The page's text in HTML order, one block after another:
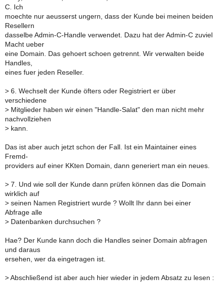
C. Ich
moechte nur aeusserst ungern, dass der Kunde bei meinen beiden
Resellern
dasselbe Admin-C-Handle verwendet. Dazu hat der Admin-C zuviel
Macht ueber
eine Domain. Das gehoert schoen getrennt. Wir verwalten beide
Handles,
eines fuer jeden Reseller.
> 6. Wechselt der Kunde öfters oder Registriert er über
verschiedene
> Mitglieder haben wir einen "Handle-Salat" den man nicht mehr
nachvollziehen
> kann.
Das ist aber auch jetzt schon der Fall. Ist ein Maintainer eines
Fremd-
providers auf einer KKten Domain, dann generiert man ein neues.
> 7. Und wie soll der Kunde dann prüfen können das die Domain
wirklich auf
> seinen Namen Registriert wurde ? Wollt Ihr dann bei einer
Abfrage alle
> Datenbanken durchsuchen ?
Hae? Der Kunde kann doch die Handles seiner Domain abfragen
und daraus
ersehen, wer da eingetragen ist.
> Abschließend ist aber auch hier wieder in jedem Absatz zu lesen :